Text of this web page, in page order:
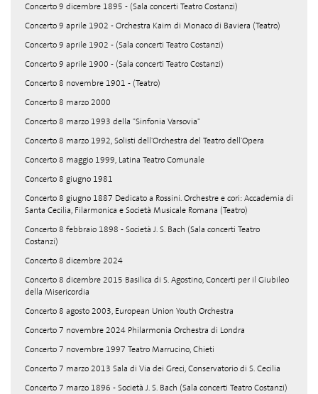
Concerto 9 dicembre 1895 - (Sala concerti Teatro Costanzi)
Concerto 9 aprile 1902 - Orchestra Kaim di Monaco di Baviera (Teatro)
Concerto 9 aprile 1902 - (Sala concerti Teatro Costanzi)
Concerto 9 aprile 1900 - (Sala concerti Teatro Costanzi)
Concerto 8 novembre 1901 - (Teatro)
Concerto 8 marzo 2000
Concerto 8 marzo 1993 della "Sinfonia Varsovia"
Concerto 8 marzo 1992, Solisti dell'Orchestra del Teatro dell'Opera
Concerto 8 maggio 1999, Latina Teatro Comunale
Concerto 8 giugno 1981
Concerto 8 giugno 1887 Dedicato a Rossini. Orchestre e cori: Accademia di
Santa Cecilia, Filarmonica e Società Musicale Romana (Teatro)
Concerto 8 febbraio 1898 - Società J. S. Bach (Sala concerti Teatro
Costanzi)
Concerto 8 dicembre 2024
Concerto 8 dicembre 2015 Basilica di S. Agostino, Concerti per il Giubileo
della Misericordia
Concerto 8 agosto 2003, European Union Youth Orchestra
Concerto 7 novembre 2024 Philarmonia Orchestra di Londra
Concerto 7 novembre 1997 Teatro Marrucino, Chieti
Concerto 7 marzo 2013 Sala di Via dei Greci, Conservatorio di S. Cecilia
Concerto 7 marzo 1896 - Società J. S. Bach (Sala concerti Teatro Costanzi)